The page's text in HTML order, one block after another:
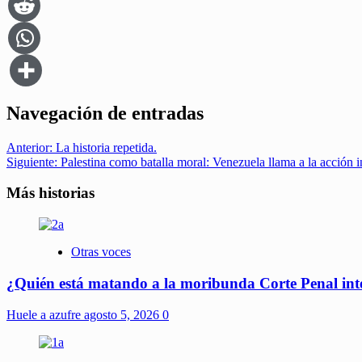
Navegación de entradas
Anterior: La historia repetida.
Siguiente: Palestina como batalla moral: Venezuela llama a la acción
Más historias
Otras voces
¿Quién está matando a la moribunda Corte Penal
Huele a azufre agosto 5, 2026 0